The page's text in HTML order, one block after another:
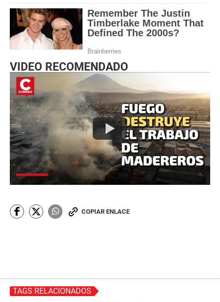
VIDEO RECOMENDADO
COPIAR ENLACE
TAGS RELACIONADOS